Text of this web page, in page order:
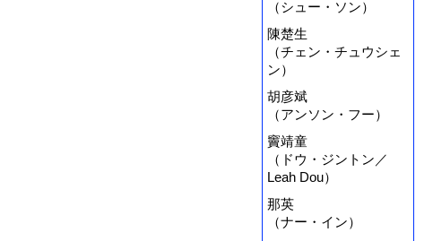
（シュー・ソン）
陳楚生
（チェン・チュウシェ
ン）
胡彦斌
（アンソン・フー）
竇靖童
（ドウ・ジントン／
Leah Dou）
那英
（ナー・イン）